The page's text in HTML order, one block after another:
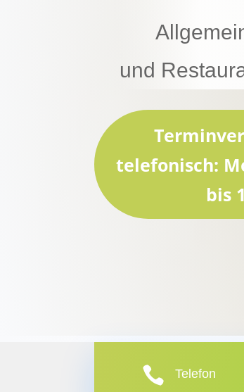
und
telefonisch:
bis
 Telefon